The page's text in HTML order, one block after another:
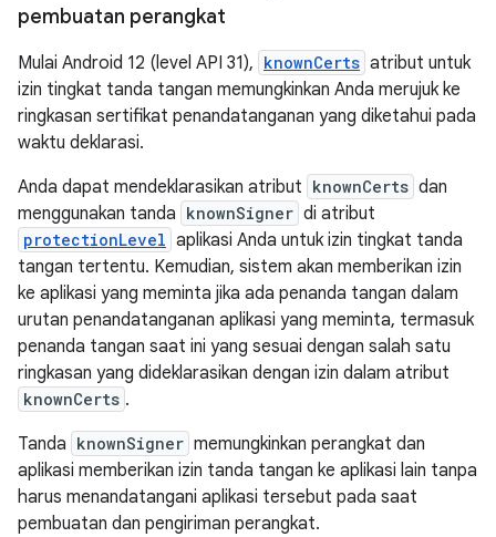
pembuatan perangkat
Mulai Android 12 (level API 31), knownCerts atribut untuk
izin tingkat tanda tangan memungkinkan Anda merujuk ke
ringkasan sertifikat penandatanganan yang diketahui pada
waktu deklarasi.
Anda dapat mendeklarasikan atribut knownCerts dan
menggunakan tanda knownSigner di atribut
protectionLevel aplikasi Anda untuk izin tingkat tanda
tangan tertentu. Kemudian, sistem akan memberikan izin
ke aplikasi yang meminta jika ada penanda tangan dalam
urutan penandatanganan aplikasi yang meminta, termasuk
penanda tangan saat ini yang sesuai dengan salah satu
ringkasan yang dideklarasikan dengan izin dalam atribut
knownCerts .
Tanda knownSigner memungkinkan perangkat dan
aplikasi memberikan izin tanda tangan ke aplikasi lain tanpa
harus menandatangani aplikasi tersebut pada saat
pembuatan dan pengiriman perangkat.